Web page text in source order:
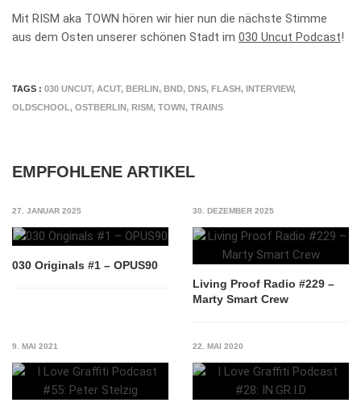
Mit RISM aka TOWN hören wir hier nun die nächste Stimme
aus dem Osten unserer schönen Stadt im 030 Uncut Podcast!
TAGS : 030 UNCUT, ACUT, BERLIN, BND, DNS, FLASH, INTERVIEW,
OLDSCHOOL , OSTBERLIN, RISM, TOWN, TRAINS
EMPFOHLENE ARTIKEL
27. JANUAR 2025
030 Originals #1 – OPUS90
30. DEZEMBER 2025
Living Proof Radio #229 –
Marty Smart Crew
9. MAI 2021 22. MAI 2020